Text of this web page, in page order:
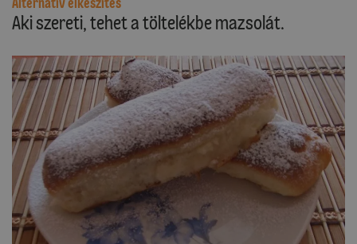
Aki szereti, tehet a töltelékbe mazsolát.